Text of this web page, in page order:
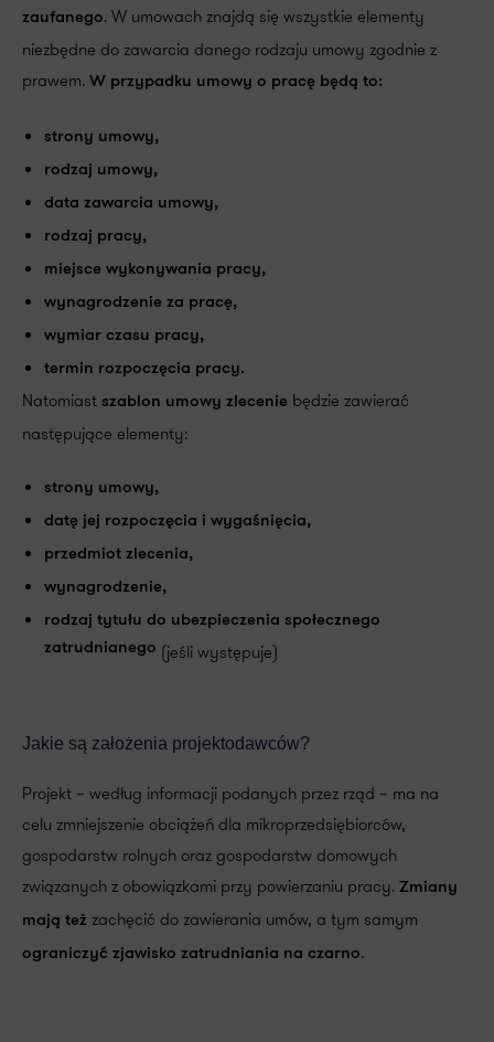
zaufanego. W umowach znajdą się wszystkie elementy
niezbędne do zawarcia danego rodzaju umowy zgodnie z
prawem. W przypadku umowy o pracę będą to:
strony umowy,
rodzaj umowy,
data zawarcia umowy,
rodzaj pracy,
miejsce wykonywania pracy,
wynagrodzenie za pracę,
wymiar czasu pracy,
termin rozpoczęcia pracy.
Natomiast szablon umowy zlecenie będzie zawierać
następujące elementy:
strony umowy,
datę jej rozpoczęcia i wygaśnięcia,
przedmiot zlecenia,
wynagrodzenie,
rodzaj tytułu do ubezpieczenia społecznego
zatrudnianego (jeśli występuje)
Jakie są założenia projektodawców?
Projekt – według informacji podanych przez rząd – ma na
celu zmniejszenie obciążeń dla mikroprzedsiębiorców,
gospodarstw rolnych oraz gospodarstw domowych
związanych z obowiązkami przy powierzaniu pracy. Zmiany
mają też zachęcić do zawierania umów, a tym samym
ograniczyć zjawisko zatrudniania na czarno.